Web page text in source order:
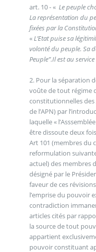
art. 10 - « Le peuple
La représentation du
fixées par la
«L’Etat puise sa
volonté du peuple. Sa
Peuple”.Il est au
2. Pour la séparation
voûte de tout régime
constitutionnelles
de l’APN) par
laquelle «
être dissoute deux
Art 101 (membres du
reformulation
actuel) des membres
désigné par le
faveur de ces
l’emprise du pouvoir
contradiction
articles cités par
la source de tout
appartient
pouvoir constituant